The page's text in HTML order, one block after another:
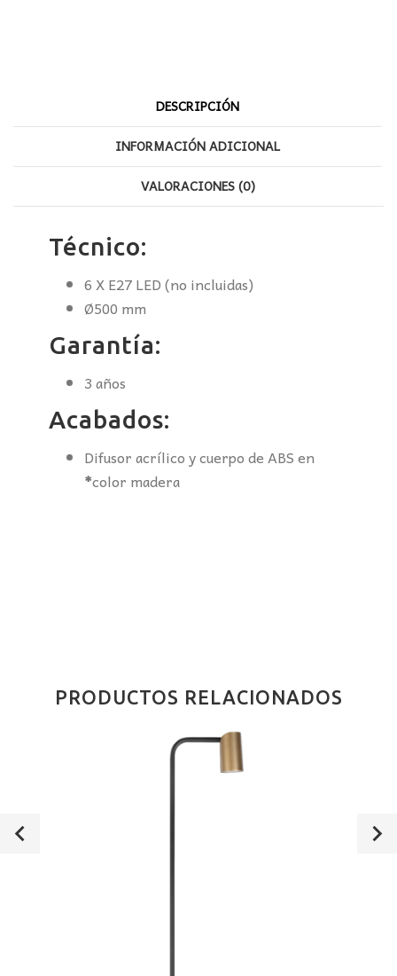
DESCRIPCIÓN
INFORMACIÓN ADICIONAL
VALORACIONES (0)
Técnico:
6 X E27 LED (no incluidas)
Ø500 mm
Garantía:
3 años
Acabados:
Difusor acrílico y cuerpo de ABS en
*color madera
PRODUCTOS RELACIONADOS